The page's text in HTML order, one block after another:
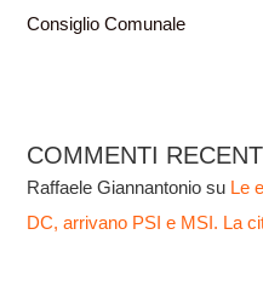
Consiglio Comunale
COMMENTI
Raffaele Giannantonio su Le
DC, arrivano PSI e MSI. La